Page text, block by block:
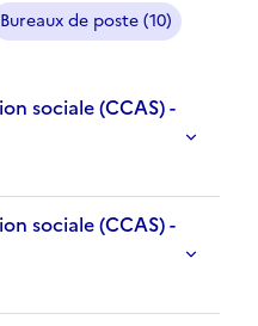
Bureaux de poste (10)